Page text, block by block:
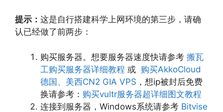
提示： 这是自行搭建科学上网环境的第三步，请确
认已经做了前两步：
购买服务器。想要服务器速度快请参考 搬瓦
工购买服务器详细教程 或 购买AkkoCloud
德国、美西CN2 GIA VPS ，想ip被封后免费
换请参考： 购买vultr服务器超详细图文教程
连接到服务器，Windows系统请参考 Bitvise